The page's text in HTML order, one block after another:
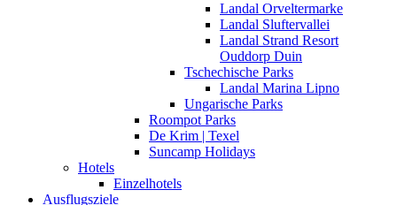
Landal Orveltermarke
Landal Sluftervallei
Landal Strand Resort
Ouddorp Duin
Tschechische Parks
Landal Marina Lipno
Ungarische Parks
Roompot Parks
De Krim | Texel
Suncamp Holidays
Hotels
Einzelhotels
Ausflugsziele